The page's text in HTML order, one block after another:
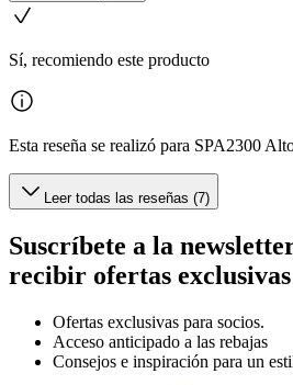
Sí, recomiendo este producto
Esta reseña se realizó para SPA2300
Leer todas las reseñas (7)
Suscríbete a la
recibir ofertas exclusivas
Ofertas exclusivas para socios.
Acceso anticipado a las rebajas
Consejos e inspiración para un